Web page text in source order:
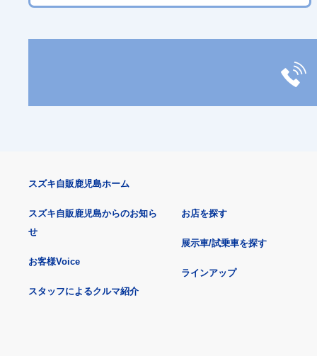
スズキ自販鹿児島ホーム
スズキ自販鹿児島からのお知ら
せ
お客様Voice
スタッフによるクルマ紹介
お店を探す
展示車/試乗車を探す
ラインアップ